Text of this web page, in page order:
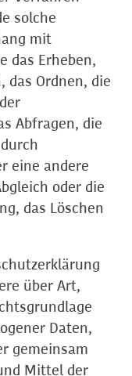
solche
mit
das Erheben,
das Ordnen, die
Abfragen, die
eine andere
oder die
das Löschen
über Art,
Daten,
gemeinsam
Mittel der